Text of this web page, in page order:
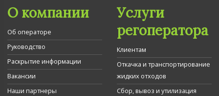
О компании
Об операторе
Руководство
Раскрытие информации
Вакансии
Наши партнеры
Услуги
регоператора
Клиентам
Откачка и транспортирование
жидких отходов
Сбор, вывоз и утилизация